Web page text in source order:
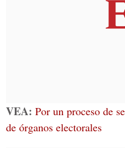
VEA: Por un proceso de
de órganos electorales